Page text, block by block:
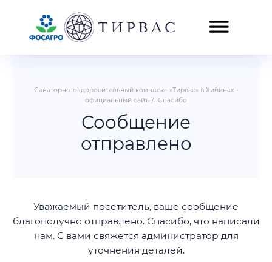
Санаторно-оздоровительный комплекс «Тирвас» в Хибинах -
официальный сайт / Спасибо
Сообщение
отправлено
Уважаемый посетитель, ваше сообщение
благополучно отправлено. Спасибо, что написали
нам. С вами свяжется администратор для
уточнения деталей.